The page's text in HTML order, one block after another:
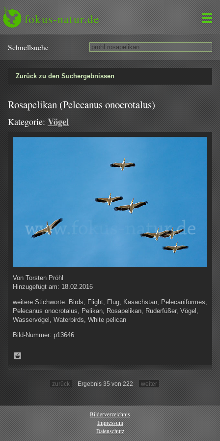
fokus-natur.de
Schnell­suche
Zurück zu den Suchergebnissen
Rosapelikan (Pelecanus onocrotalus)
Kategorie: Vögel
Von Torsten Pröhl
Hinzugefügt am: 18.02.2016
weitere Stichworte: Birds, Flight, Flug, Kasachstan, Pelecaniformes,
Pelecanus onocrotalus, Pelikan, Rosapelikan, Ruderfüßer, Vögel,
Wasservögel, Waterbirds, White pelican
Bild-Nummer: p13646
zurück Ergebnis 35 von 222 weiter
Bilderverzeichnis
Impressum
Datenschutz